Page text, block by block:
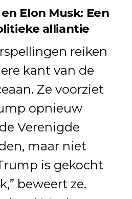
Elon Musk: Een
alliantie
reiken
kant van de
Ze voorziet
opnieuw
Verenigde
maar niet
is gekocht
beweert ze.